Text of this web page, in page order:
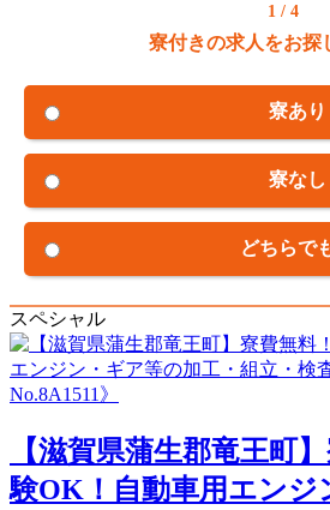
1 / 4
寮付きの求人をお探
寮あり
寮なし
どちらで
スペシャル
【滋賀県蒲生郡竜王町
験OK！自動車用エンジ